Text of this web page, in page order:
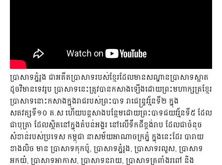
ប្រាសាទភ្នំរូង ជាអតីតប្រាសាទរបស់ខ្មែរដែលមានសណ្ឋានប្រាសាទស្អាត
ដូចវិមានទេវរូប ប្រាសាទនេះត្រូវបានកសាងឡើងដោយព្រះមហាក្សត្រខ្មែរ
ប្រាសាទនោះកសាងក្នុងរាជរបស់ព្រះបាទ រាជេន្ទ្រវរ្ម័នទី២ ក្នុង
សតវត្សទី១០ គ.ស ហើយបន្តសាងបន្ថែមដោយព្រះបាទជយវរ្ម័នទី៥ ដែល
ជាបុត្រា ដែលស្ថិតនៅក្នុងតំបន់អង្គរ នៅលើទឹកដីខ្ពង់រាប ដែលជាចំនុច
សំខាន់របស់ប្រទេស កម្ពុជា នាសម័យអាណាចក្រភ្នំ ក្នុងនេះដែរ បារាយ
ខាងលិច មាន ប្រាសាទកុកប៉ូ, ប្រាសាទភ្នំរូង, ប្រាសាទរលួស, ប្រាសាទ
អកយំ, ប្រាសាទអាកាស, ប្រាសាទនរាយ, ប្រាសាទត្រពាំងរពៅ និង